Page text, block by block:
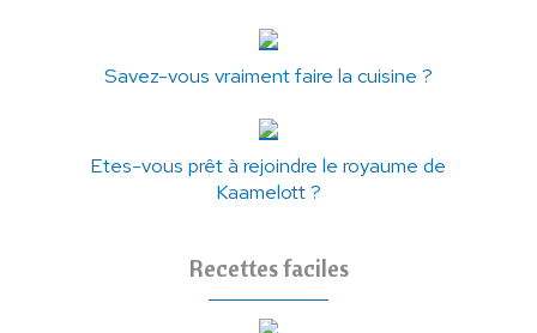
Savez-vous vraiment faire la cuisine ?
Etes-vous prêt à rejoindre le royaume de
Kaamelott ?
Recettes faciles